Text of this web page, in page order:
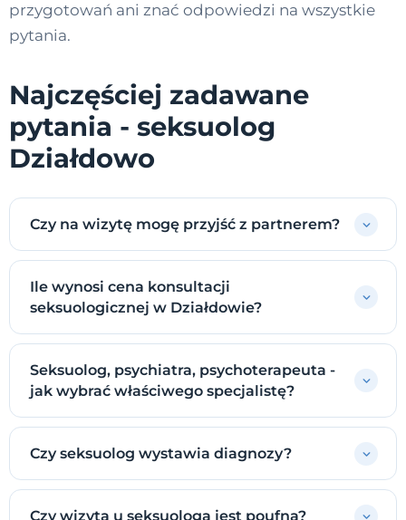
przygotowań ani znać odpowiedzi na wszystkie
pytania.
Najczęściej zadawane
pytania - seksuolog
Działdowo
Czy na wizytę mogę przyjść z partnerem?
Ile wynosi cena konsultacji
seksuologicznej w Działdowie?
Seksuolog, psychiatra, psychoterapeuta -
jak wybrać właściwego specjalistę?
Czy seksuolog wystawia diagnozy?
Czy wizyta u seksuologa jest poufna?